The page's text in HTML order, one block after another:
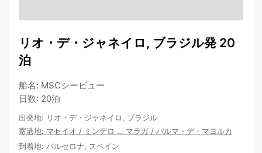
リオ・デ・ジャネイロ, ブラジル発 20
泊
船名: MSCシービュー
日数: 20泊
出発地: リオ・デ・ジャネイロ, ブラジル
寄港地: マセイオ / ミンデロ … マラガ / パルマ・デ・マヨルカ
到着地: バルセロナ, スペイン